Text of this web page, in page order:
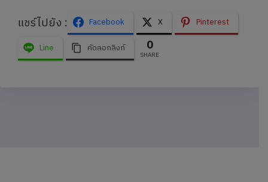
แชร์ไปยัง :
Facebook X
Pinterest
Line
คัดลอกลิงก์ 0
SHARE